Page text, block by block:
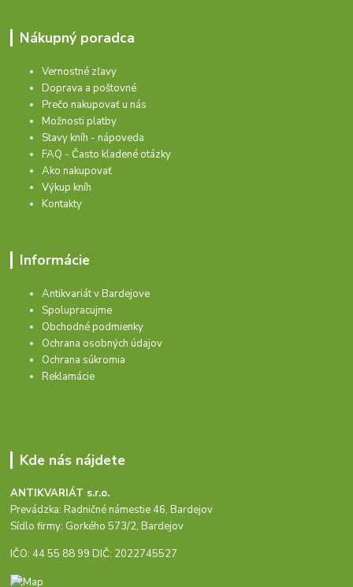
Nákupný poradca
Vernostné zľavy
Doprava a poštovné
Prečo nakupovať u nás
Možnosti platby
Stavy kníh - nápoveda
FAQ - Často kladené otázky
Ako nakupovať
Výkup kníh
Kontakty
Informácie
Antikvariát v Bardejove
Spolupracujme
Obchodné podmienky
Ochrana osobných údajov
Ochrana súkromia
Reklamácie
Kde nás nájdete
ANTIKVARIÁT s.r.o.
Prevádzka: Radničné námestie 46, Bardejov
Sídlo firmy: Gorkého 573/2, Bardejov
IČO: 44 55 88 99 DIČ: 2022745527